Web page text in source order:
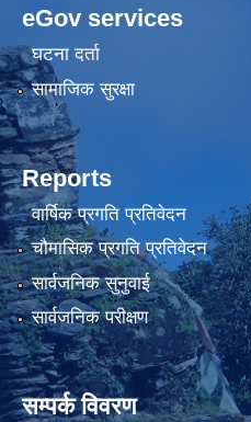
eGov services
घटना दर्ता
सामाजिक सुरक्षा
Reports
वार्षिक प्रगति प्रतिवेदन
चौमासिक प्रगति प्रतिवेदन
सार्वजनिक सुनुवाई
सार्वजनिक परीक्षण
सम्पर्क विवरण